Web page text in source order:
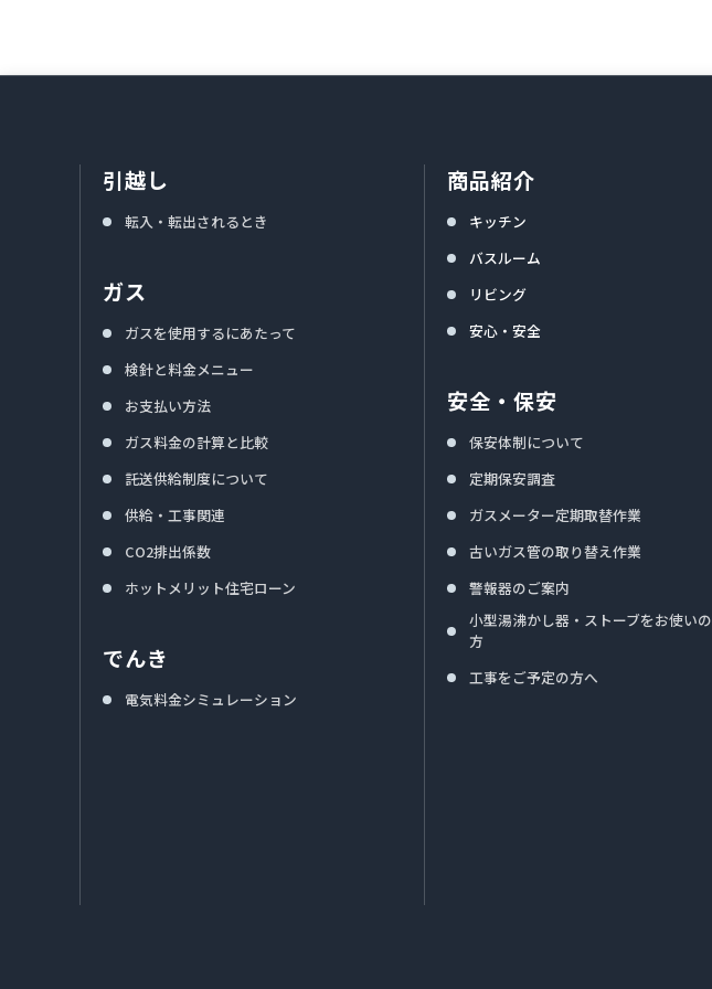
引越し
転入・転出されるとき
ガス
ガスを使用するにあたって
検針と料金メニュー
お支払い方法
ガス料金の計算と比較
託送供給制度について
供給・工事関連
CO2排出係数
ホットメリット住宅ローン
でんき
電気料金シミュレーション
商品紹介
キッチン
バスルーム
リビング
安心・安全
安全・保安
保安体制について
定期保安調査
ガスメーター定期取替作業
古いガス管の取り替え作業
警報器のご案内
小型湯沸かし器・ストーブをお使いの
方
工事をご予定の方へ